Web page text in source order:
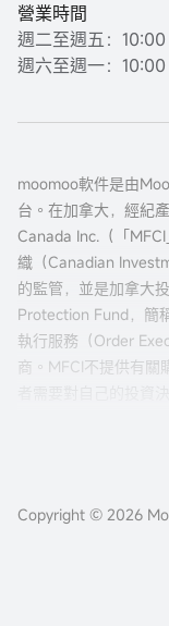
營業時間
週二至週五：
週六至週一：
moomoo軟件是由
台。在加拿大，經紀
Canada Inc.（「
織（Canadian
的監管，並是加拿大
Protection Fund，簡
執行服務（Order
商。MFCI不提供有關
所有投資都涉及風險
因素而異。市場波動
攬。本網站所有信息
Copyright © 2026